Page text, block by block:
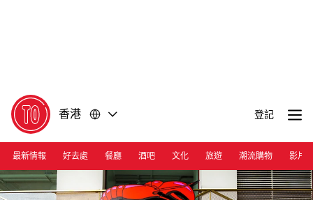
香港 登記
最新情報 好去處 餐廳 酒吧 文化 旅遊 潮流購物 影片